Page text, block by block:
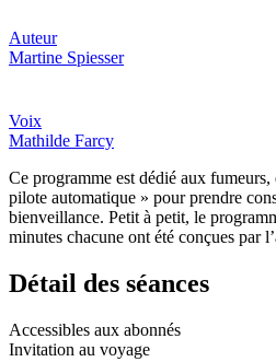
Auteur
Martine Spiesser
Voix
Mathilde Farcy
Ce programme est dédié aux
pilote automatique » pour prendre
bienveillance. Petit à petit, le
minutes chacune ont été conçues par
Détail des séances
Accessibles aux abonnés
Invitation au voyage